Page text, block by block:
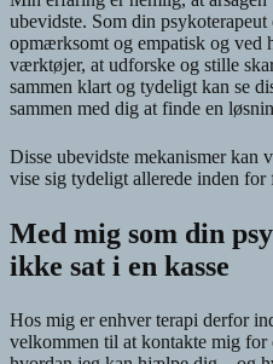
ubevidste. Som din
opmærksomt og empatisk og ved
værktøjer, at udforske og stille
sammen klart og tydeligt kan se
sammen med dig at finde en
Disse ubevidste mekanismer kan
vise sig tydeligt allerede inden for
Med mig som din
ikke sat i en kasse
Hos mig er enhver terapi derfor
velkommen til at kontakte mig for